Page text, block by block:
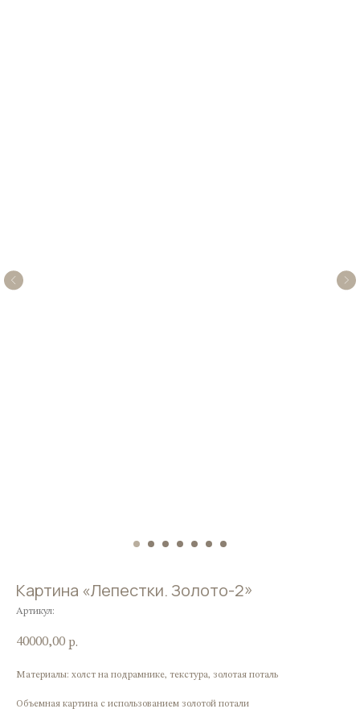
Картина «Лепестки. Золото-2»
Артикул:
40000,00 р.
Материалы: холст на подрамнике, текстура, золотая поталь
Объемная картина с использованием золотой потали